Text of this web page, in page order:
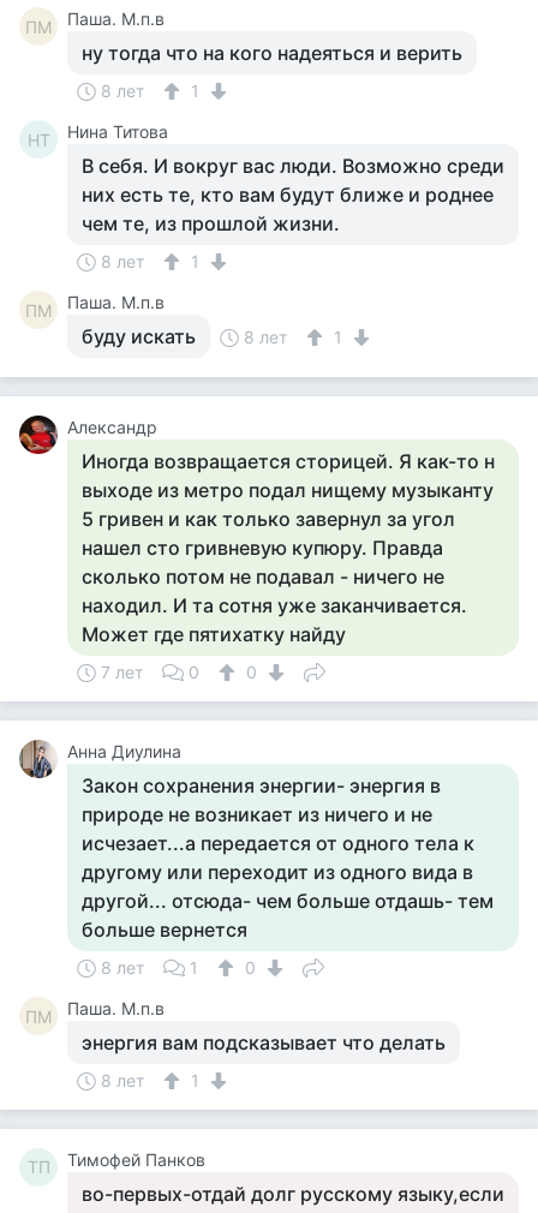
ПМ Паша. М.п.в
ну тогда что на кого надеяться и верить
8 лет 1
НТ Нина Титова
В себя. И вокруг вас люди. Возможно среди
них есть те, кто вам будут ближе и роднее
чем те, из прошлой жизни.
8 лет 1
ПМ Паша. М.п.в
буду искать 8 лет 1
Александр
Иногда возвращается сторицей. Я как-то н
выходе из метро подал нищему музыканту
5 гривен и как только завернул за угол
нашел сто гривневую купюру. Правда
сколько потом не подавал - ничего не
находил. И та сотня уже заканчивается.
Может где пятихатку найду
7 лет 0 0
Анна Диулина
Закон сохранения энергии- энергия в
природе не возникает из ничего и не
исчезает...а передается от одного тела к
другому или переходит из одного вида в
другой... отсюда- чем больше отдашь- тем
больше вернется
8 лет 1 0
ПМ Паша. М.п.в
энергия вам подсказывает что делать
8 лет 1
ТП Тимофей Панков
во-первых-отдай долг русскому языку,если